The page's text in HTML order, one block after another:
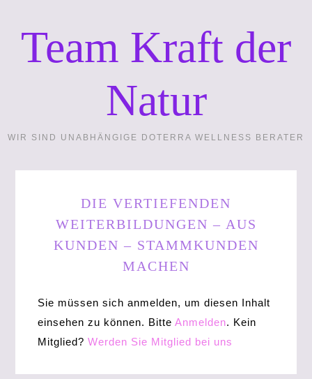
Team Kraft der
Natur
WIR SIND UNABHÄNGIGE DOTERRA WELLNESS BERATER
DIE VERTIEFENDEN
WEITERBILDUNGEN – AUS
KUNDEN – STAMMKUNDEN
MACHEN
Sie müssen sich anmelden, um diesen Inhalt
einsehen zu können. Bitte Anmelden. Kein
Mitglied? Werden Sie Mitglied bei uns